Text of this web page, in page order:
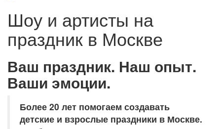
Шоу и артисты на
праздник в Москве
Ваш праздник. Наш опыт.
Ваши эмоции.
Более 20 лет помогаем создавать
детские и взрослые праздники в Москве.